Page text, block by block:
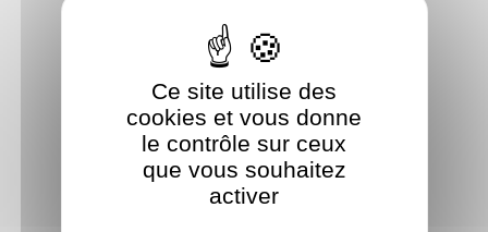
Ce site utilise des
cookies et vous donne
le contrôle sur ceux
que vous souhaitez
activer